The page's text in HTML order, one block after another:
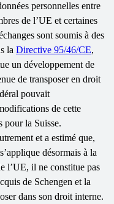
personnelles entre
de l’UE et certaines
sont soumis à des
la Directive 95/46/CE,
un développement de
de transposer en droit
pouvait
de cette
pour la Suisse.
et a estimé que,
désormais à la
l’UE, il ne constitue pas
de Schengen et la
dans son droit interne.